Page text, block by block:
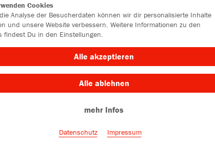
Cookies
Analyse der Besucherdaten können wir dir personalisierte Inhalte
und unsere Website verbessern. Weitere Informationen zu den
findest Du in den Einstellungen.
Alle akzeptieren
Alle ablehnen
mehr Infos
Datenschutz Impressum